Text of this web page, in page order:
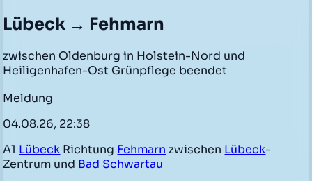
Lübeck → Fehmarn
zwischen Oldenburg in Holstein-Nord und
Heiligenhafen-Ost Grünpflege beendet
Meldung
04.08.26, 22:38
A1 Lübeck Richtung Fehmarn zwischen Lübeck-
Zentrum und Bad Schwartau